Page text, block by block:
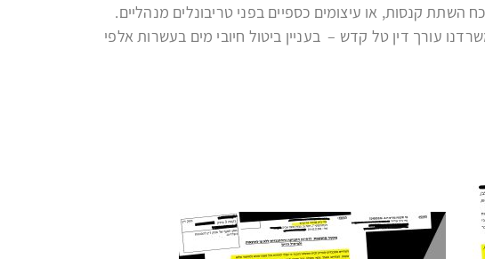
השתת קנסות, או עיצומים כספיים בפני טריבונלים מנהליים.
עורך דין טל קדש – בעניין ביטול חיובי מים בעשרות אלפי